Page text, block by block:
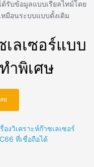
รับข้อมูลแบบเรียลไทม์โดย
มือนระบบแบบดั้งเดิม
เลเซอร์แบบ
ำพิเศษ
ย